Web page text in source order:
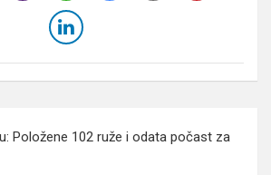
Položene 102 ruže i odata počast za